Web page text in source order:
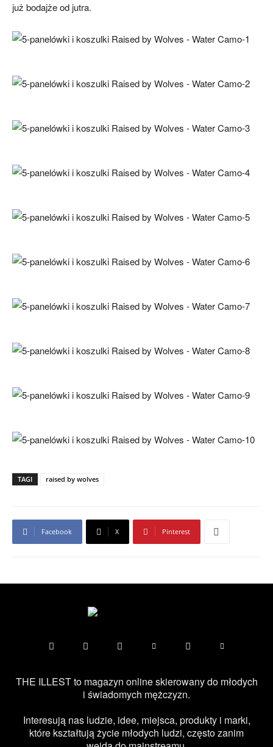
już bodajże od jutra.
TAGI raised by wolves
Facebook X Pinterest
THE ILLEST to magazyn online skierowany do młodych
i świadomych mężczyzn.
Interesują nas ludzie, idee, miejsca, produkty i marki,
które kształtują życie młodych ludzi, często zanim